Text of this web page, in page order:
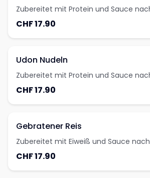
Zubereitet mit Protein und Sauce
CHF 17.90
Udon Nudeln
Zubereitet mit Protein und Sauce
CHF 17.90
Gebratener Reis
Zubereitet mit Eiweiß und Sauce
CHF 17.90